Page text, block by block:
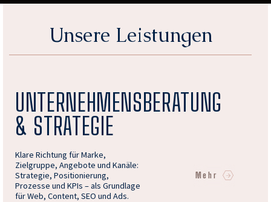
Unsere Leistungen
UNTERNEHMENSBERATUNG
& STRATEGIE
Klare Richtung für Marke,
Zielgruppe, Angebote und Kanäle:
Strategie, Positionierung,
Prozesse und KPIs – als Grundlage
für Web, Content, SEO und Ads.
Mehr